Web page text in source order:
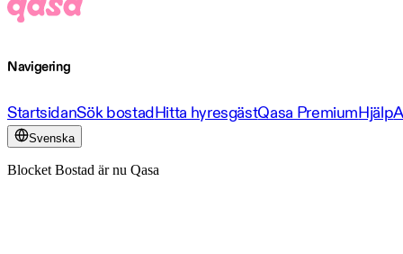
Navigering
StartsidanSök bostadHitta hyresgästQasa PremiumHjälp
Svenska
Blocket Bostad är nu Qasa